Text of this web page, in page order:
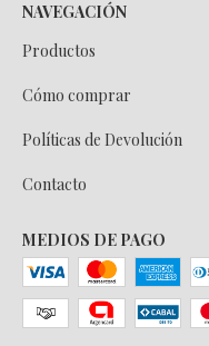
NAVEGACIÓN
Productos
Cómo comprar
Políticas de Devolución
Contacto
MEDIOS DE PAGO